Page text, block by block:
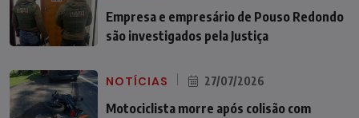
Empresa e empresário de Pouso Redondo
são investigados pela Justiça
NOTÍCIAS 27/07/2026
Motociclista morre após colisão com